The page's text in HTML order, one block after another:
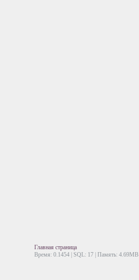
Главная страница
Время: 0.1454 | SQL: 17 | Память: 4.69MB